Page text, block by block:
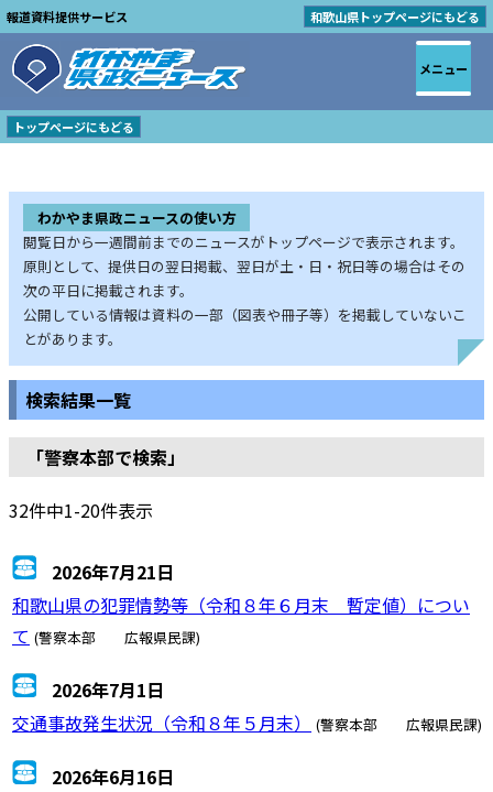
報道資料提供サービス 和歌山県トップページにもどる
トップページにもどる
わかやま県政ニュースの使い方
閲覧日から一週間前までのニュースがトップページで表示されます。
原則として、提供日の翌日掲載、翌日が土・日・祝日等の場合はその
次の平日に掲載されます。
公開している情報は資料の一部（図表や冊子等）を掲載していないこ
とがあります。
検索結果一覧
「警察本部で検索」
32件中1-20件表示
2026年7月21日
和歌山県の犯罪情勢等（令和８年６月末 暫定値）につい
て (警察本部 広報県民課)
2026年7月1日
交通事故発生状況（令和８年５月末）
(警察本部 広報県民課)
2026年6月16日
メニュー